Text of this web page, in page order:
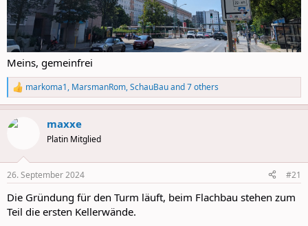
Meins, gemeinfrei
R
e
a
c
s
markoma1, MarsmanRom,SchauBauand 7 others
maxxe
Platin Mitglied
26. September 2024 #21
Die Gründung für den Turm läuft, beim Flachbau stehen zum
Teil die ersten Kellerwände.